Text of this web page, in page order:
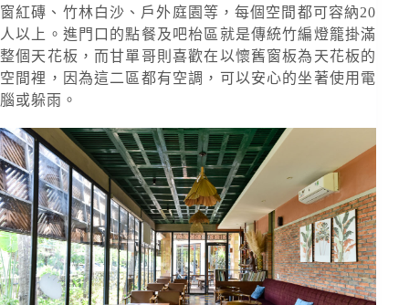
窗紅磚、竹林白沙、戶外庭園等，每個空間都可容納20
人以上。進門口的點餐及吧枱區就是傳統竹編燈籠掛滿
整個天花板，而甘單哥則喜歡在以懷舊窗板為天花板的
空間裡，因為這二區都有空調，可以安心的坐著使用電
腦或躲雨。